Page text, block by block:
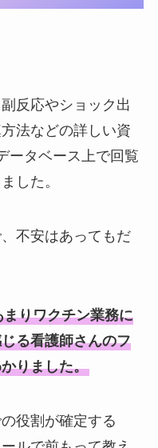
反応やショック出
法などの詳しい資
ータベース上で回覧
した。
不安はあってもだ
りワクチン業務に
る看護師さんのフ
りました。
役割が確定する